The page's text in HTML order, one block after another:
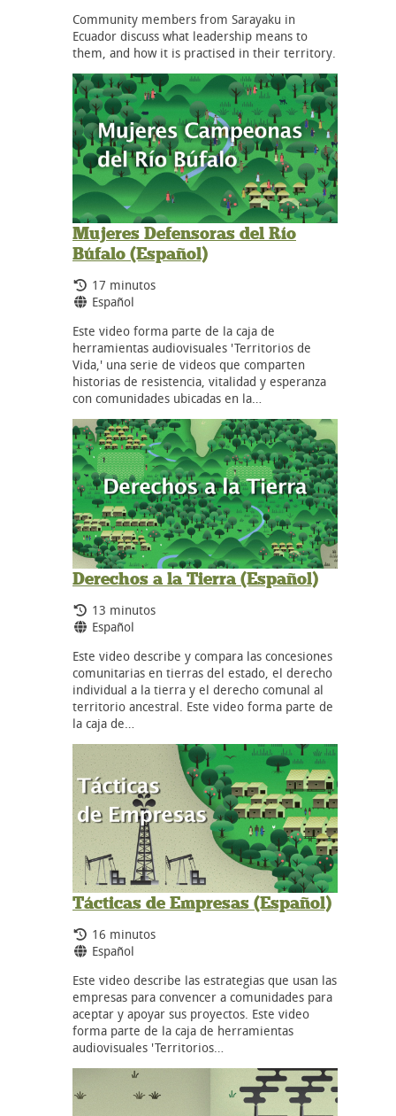
Community members from Sarayaku in
Ecuador discuss what leadership means to
them, and how it is practised in their territory.
Mujeres Defensoras del Río
Búfalo (Español)
Tiempo de duración:
17 minutos
Idiomas:
Español
Este video forma parte de la caja de
herramientas audiovisuales 'Territorios de
Vida,' una serie de videos que comparten
historias de resistencia, vitalidad y esperanza
con comunidades ubicadas en la…
Derechos a la Tierra (Español)
Tiempo de duración:
13 minutos
Idiomas:
Español
Este video describe y compara las concesiones
comunitarias en tierras del estado, el derecho
individual a la tierra y el derecho comunal al
territorio ancestral. Este video forma parte de
la caja de…
Tácticas de Empresas (Español)
Tiempo de duración:
16 minutos
Idiomas:
Español
Este video describe las estrategias que usan las
empresas para convencer a comunidades para
aceptar y apoyar sus proyectos. Este video
forma parte de la caja de herramientas
audiovisuales 'Territorios…